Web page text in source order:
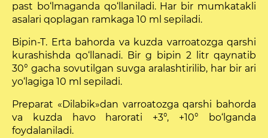
past bo‘lmaganda qo‘llaniladi. Har bir mumkatakli
asalari qoplagan ramkaga 10 ml sepiladi.
Bipin-T. Erta bahorda va kuzda varroatozga qarshi
kurashishda qo‘llanadi. Bir g bipin 2 litr qaynatib
30° gacha sovutilgan suvga aralashtirilib, har bir ari
yo‘lagiga 10 ml sepiladi.
Preparat «Dilabik»dan varroatozga qarshi bahorda
va kuzda havo harorati +3°, +10° bo‘lganda
foydalaniladi.